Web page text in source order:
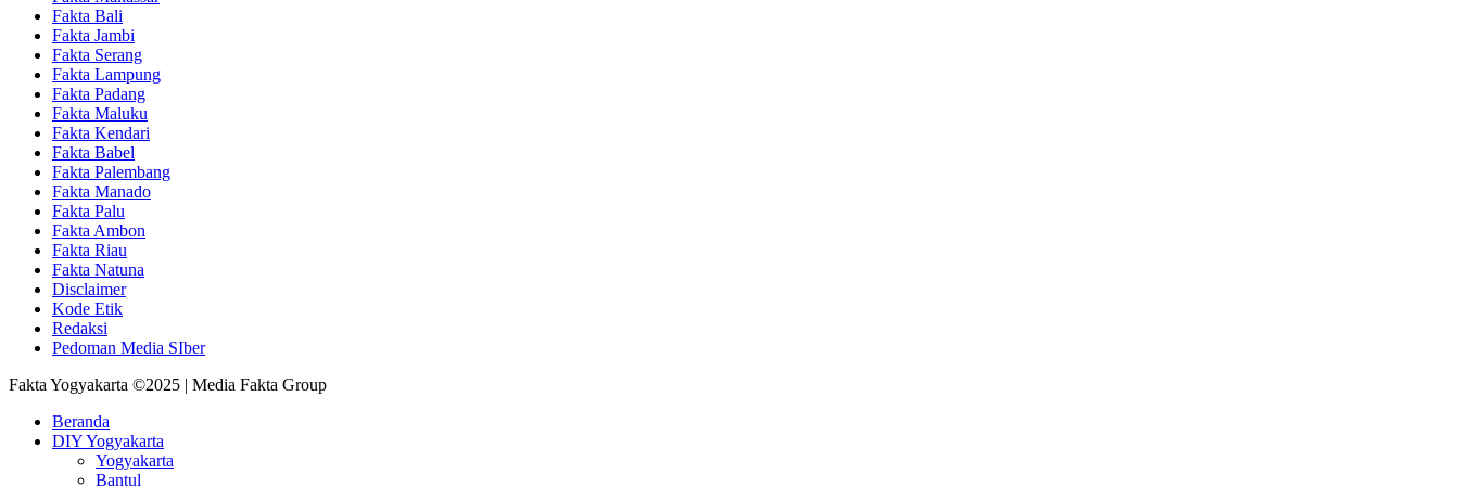
Fakta Bali
Fakta Jambi
Fakta Serang
Fakta Lampung
Fakta Padang
Fakta Maluku
Fakta Kendari
Fakta Babel
Fakta Palembang
Fakta Manado
Fakta Palu
Fakta Ambon
Fakta Riau
Fakta Natuna
Disclaimer
Kode Etik
Redaksi
Pedoman Media SIber
Fakta Yogyakarta ©2025 | Media Fakta Group
Beranda
DIY Yogyakarta
Yogyakarta
Bantul